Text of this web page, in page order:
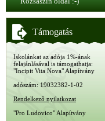
Támogatás
Iskolánkat az adója 1%-ának
felajánlásával is támogathatja:
"Incipit Vita Nova" Alapítvány
adószám: 19032382-1-02
Rendelkező nyilatkozat
"Pro Ludovico" Alapítvány